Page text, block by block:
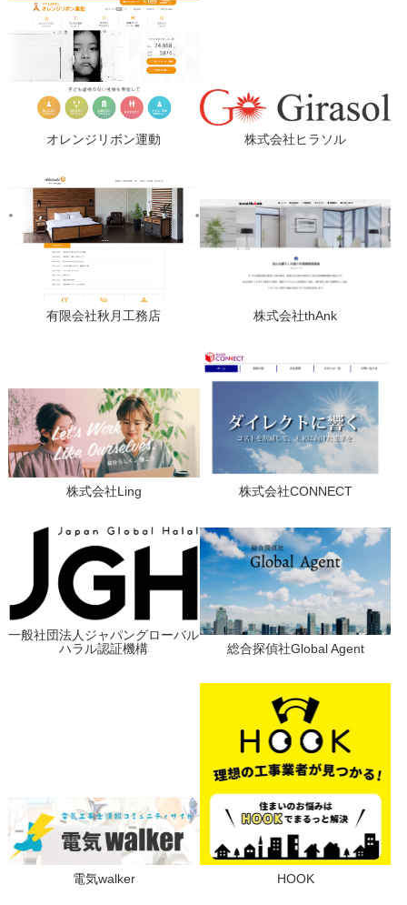
オレンジリボン運動 株式会社ヒラソル
有限会社秋月工務店 株式会社thAnk
株式会社Ling 株式会社CONNECT
一般社団法人ジャパングローバル
ハラル認証機構
総合探偵社Global Agent
電気walker HOOK